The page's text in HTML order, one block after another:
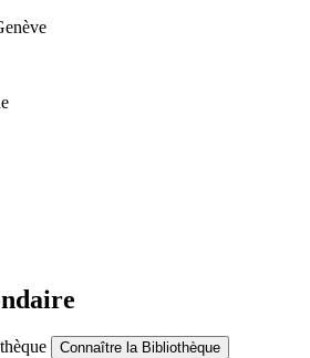
Connaître la Bibliothèque